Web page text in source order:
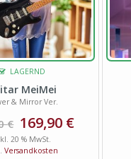
LAGERND
MeiMei
& Mirror Ver.
€ 169,90 €
20 % MwSt.
Versandkosten